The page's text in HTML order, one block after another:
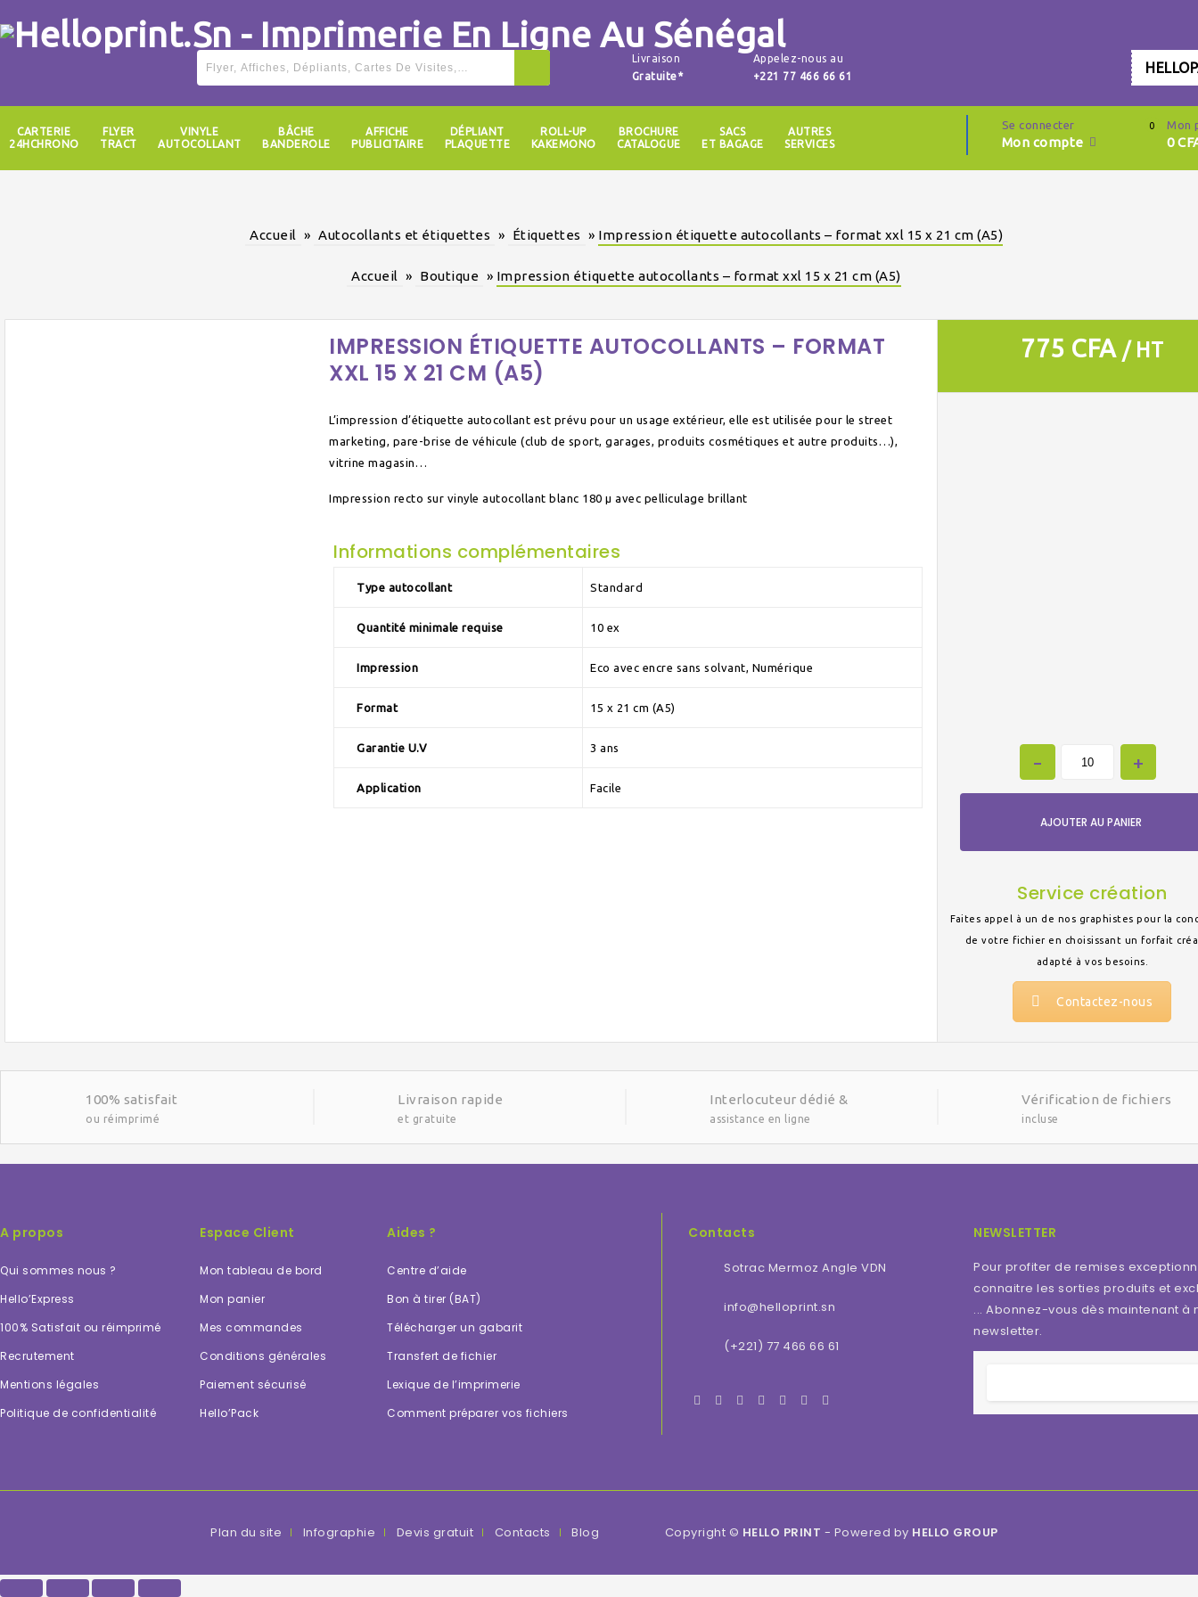
Livraison
Gratuite*
Appelez-nous au
+221 77 466 66 61
CARTERIE
24HCHRONO
FLYER
TRACT
VINYLE
AUTOCOLLANT
BÂCHE
BANDEROLE
AFFICHE
PUBLICITAIRE
DÉPLIANT
PLAQUETTE
ROLL-UP
KAKEMONO
BROCHURE
CATALOGUE
SACS
ET BAGAGE
AUTRES
SERVICES
Se connecter
Mon compte
0 Mon
0
Accueil » Autocollants et étiquettes » Étiquettes » Impression étiquette autocollants – format xxl 15 x 21 cm (A5)
Accueil » Boutique » Impression étiquette autocollants – format xxl 15 x 21 cm (A5)
IMPRESSION ÉTIQUETTE AUTOCOLLANTS – FORMAT
XXL 15 X 21 CM (A5)
L’impression d’étiquette autocollant est prévu pour un usage extérieur, elle est utilisée pour le street
marketing, pare-brise de véhicule (club de sport, garages, produits cosmétiques et autre produits…),
vitrine magasin…
Impression recto sur vinyle autocollant blanc 180 µ avec pelliculage brillant
Informations complémentaires
Type autocollant Standard
Quantité minimale requise 10 ex
Impression Eco avec encre sans solvant, Numérique
Format 15 x 21 cm (A5)
Garantie U.V 3 ans
Application Facile
775 CFA / HT
AJOUTER AU PANIER
Service création
Faites appel à un de nos graphistes pour la
de votre fichier en choisissant un forfait
adapté à vos besoins.
Contactez-nous
100% satisfait
ou réimprimé
Livraison rapide
et gratuite
Interlocuteur dédié &
assistance en ligne
Vérification de fichiers
incluse
A propos
Qui sommes nous ?
Hello’Express
100% Satisfait ou réimprimé
Recrutement
Mentions légales
Politique de confidentialité
Espace Client
Mon tableau de bord
Mon panier
Mes commandes
Conditions générales
Paiement sécurisé
Hello’Pack
Aides ?
Centre d’aide
Bon à tirer (BAT)
Télécharger un gabarit
Transfert de fichier
Lexique de l’imprimerie
Comment préparer vos fichiers
Contacts
Sotrac Mermoz Angle VDN
info@helloprint.sn
(+221) 77 466 66 61
NEWSLETTER
Pour profiter de remises
connaitre les sorties produits et
... Abonnez-vous dès maintenant à
newsletter.
Plan du site Infographie Devis gratuit Contacts Blog Copyright © HELLO PRINT - Powered by HELLO GROUP